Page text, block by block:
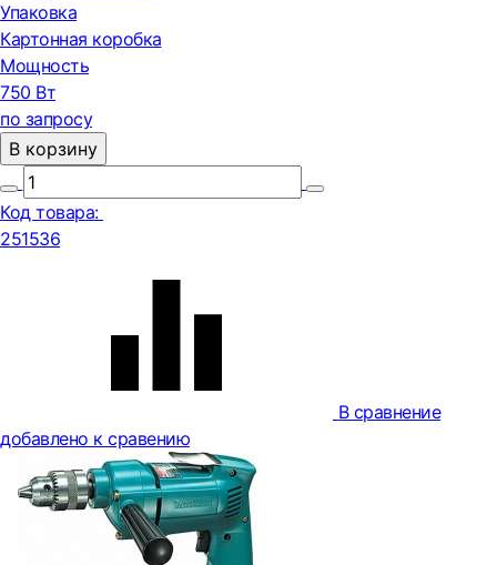
Упаковка
Картонная коробка
Мощность
750 Вт
по запросу
В корзину
Код товара:
251536
В сравнение
добавлено к сравению